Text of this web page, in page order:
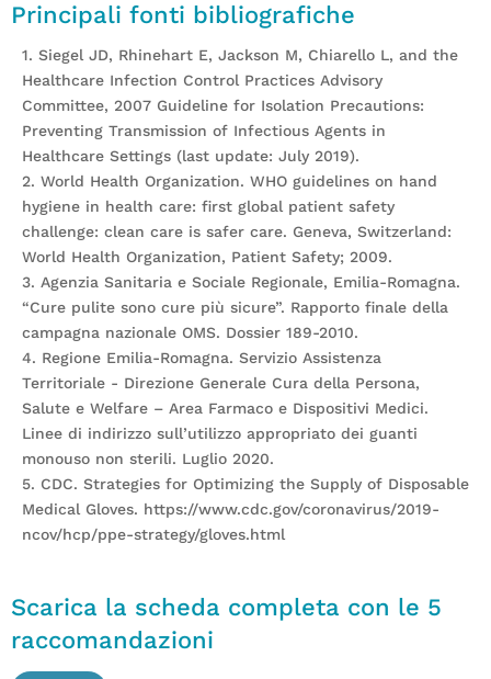
Principali fonti bibliografiche
1. Siegel JD, Rhinehart E, Jackson M, Chiarello L, and the
Healthcare Infection Control Practices Advisory
Committee, 2007 Guideline for Isolation Precautions:
Preventing Transmission of Infectious Agents in
Healthcare Settings (last update: July 2019).
2. World Health Organization. WHO guidelines on hand
hygiene in health care: first global patient safety
challenge: clean care is safer care. Geneva, Switzerland:
World Health Organization, Patient Safety; 2009.
3. Agenzia Sanitaria e Sociale Regionale, Emilia-Romagna.
“Cure pulite sono cure più sicure”. Rapporto finale della
campagna nazionale OMS. Dossier 189-2010.
4. Regione Emilia-Romagna. Servizio Assistenza
Territoriale - Direzione Generale Cura della Persona,
Salute e Welfare – Area Farmaco e Dispositivi Medici.
Linee di indirizzo sull’utilizzo appropriato dei guanti
monouso non sterili. Luglio 2020.
5. CDC. Strategies for Optimizing the Supply of Disposable
Medical Gloves. https://www.cdc.gov/coronavirus/2019-
ncov/hcp/ppe-strategy/gloves.html
Scarica la scheda completa con le 5
raccomandazioni